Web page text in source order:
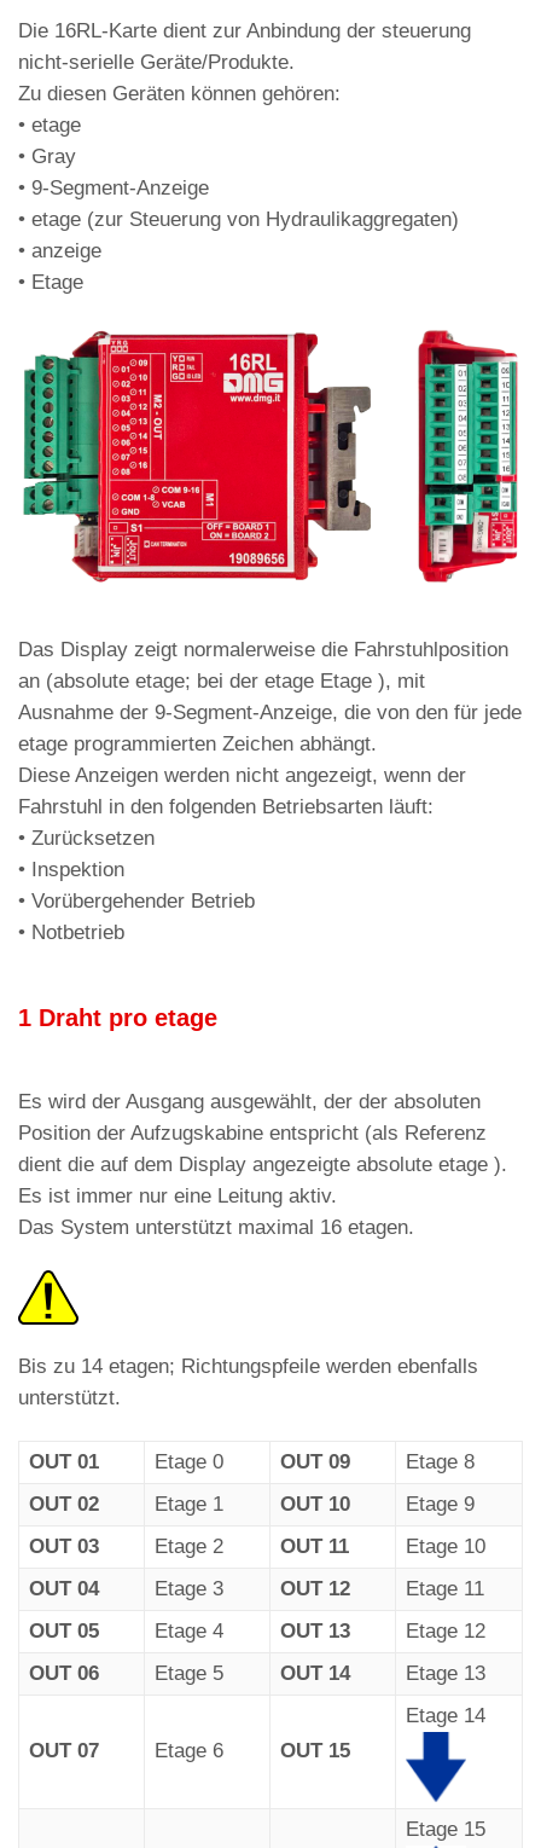
Die 16RL-Karte dient zur Anbindung der steuerung
nicht-serielle Geräte/Produkte.
Zu diesen Geräten können gehören:
• etage
• Gray
• 9-Segment-Anzeige
• etage (zur Steuerung von Hydraulikaggregaten)
• anzeige
• Etage
Das Display zeigt normalerweise die Fahrstuhlposition
an (absolute etage; bei der etage Etage ), mit
Ausnahme der 9-Segment-Anzeige, die von den für jede
etage programmierten Zeichen abhängt.
Diese Anzeigen werden nicht angezeigt, wenn der
Fahrstuhl in den folgenden Betriebsarten läuft:
• Zurücksetzen
• Inspektion
• Vorübergehender Betrieb
• Notbetrieb
1 Draht pro etage
Es wird der Ausgang ausgewählt, der der absoluten
Position der Aufzugskabine entspricht (als Referenz
dient die auf dem Display angezeigte absolute etage ).
Es ist immer nur eine Leitung aktiv.
Das System unterstützt maximal 16 etagen.
Bis zu 14 etagen; Richtungspfeile werden ebenfalls
unterstützt.
OUT 01 Etage 0 OUT 09
Etage 8
OUT 02
Etage 1 OUT 10
Etage 9
OUT 03
Etage 2 OUT 11
Etage 10
OUT 04
Etage 3 OUT 12
Etage 11
OUT 05
Etage 4 OUT 13
Etage 12
OUT 06
Etage 5 OUT 14 Etage 13
OUT 07 Etage 6 OUT 15
Etage 14
Etage 15